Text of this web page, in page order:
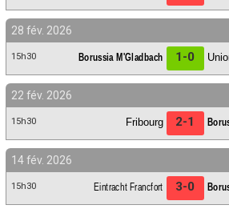
28 fév. 2026
15h30 Borussia M'Gladbach 1-0
22 fév. 2026
15h30 Fribourg 2-1
14 fév. 2026
15h30 Eintracht Francfort 3-0